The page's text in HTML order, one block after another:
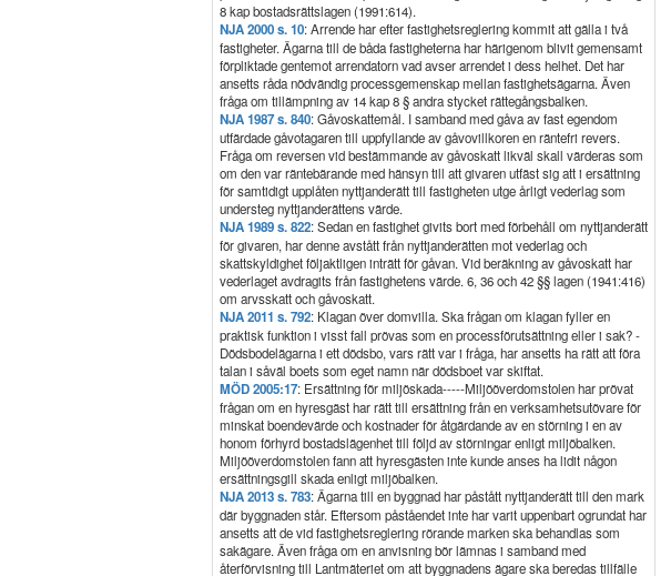
8 kap bostadsrättslagen (1991:614).
NJA 2000 s. 10: Arrende har efter fastighetsreglering kommit att gälla i två
fastigheter. Ägarna till de båda fastigheterna har härigenom blivit gemensamt
förpliktade gentemot arrendatorn vad avser arrendet i dess helhet. Det har
ansetts råda nödvändig processgemenskap mellan fastighetsägarna. Även
fråga om tillämpning av 14 kap 8 § andra stycket rättegångsbalken.
NJA 1987 s. 840: Gåvoskattemål. I samband med gåva av fast egendom
utfärdade gåvotagaren till uppfyllande av gåvovillkoren en räntefri revers.
Fråga om reversen vid bestämmande av gåvoskatt likväl skall värderas som
om den var räntebärande med hänsyn till att givaren utfäst sig att i ersättning
för samtidigt upplåten nyttjanderätt till fastigheten utge årligt vederlag som
understeg nyttjanderättens värde.
NJA 1989 s. 822: Sedan en fastighet givits bort med förbehåll om nyttjanderätt
för givaren, har denne avstått från nyttjanderätten mot vederlag och
skattskyldighet följaktligen inträtt för gåvan. Vid beräkning av gåvoskatt har
vederlaget avdragits från fastighetens värde. 6, 36 och 42 §§ lagen (1941:416)
om arvsskatt och gåvoskatt.
NJA 2011 s. 792: Klagan över domvilla. Ska frågan om klagan fyller en
praktisk funktion i visst fall prövas som en processförutsättning eller i sak? -
Dödsbodelägarna i ett dödsbo, vars rätt var i fråga, har ansetts ha rätt att föra
talan i såväl boets som eget namn när dödsboet var skiftat.
MÖD 2005:17: Ersättning för miljöskada-----Miljööverdomstolen har prövat
frågan om en hyresgäst har rätt till ersättning från en verksamhetsutövare för
minskat boendevärde och kostnader för åtgärdande av en störning i en av
honom förhyrd bostadslägenhet till följd av störningar enligt miljöbalken.
Miljööverdomstolen fann att hyresgästen inte kunde anses ha lidit någon
ersättningsgill skada enligt miljöbalken.
NJA 2013 s. 783: Ägarna till en byggnad har påstått nyttjanderätt till den mark
där byggnaden står. Eftersom påståendet inte har varit uppenbart ogrundat har
ansetts att de vid fastighetsreglering rörande marken ska behandlas som
sakägare. Även fråga om en anvisning bör lämnas i samband med
återförvisning till Lantmäteriet om att byggnadens ägare ska beredas tillfälle